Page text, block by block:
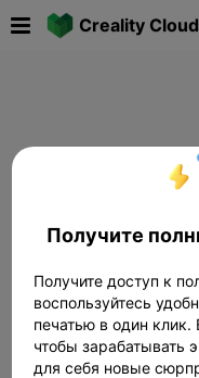
Creality Cloud
Получите
Получите доступ к
воспользуйтесь
печатью в один
чтобы зарабатывать
для себя новые